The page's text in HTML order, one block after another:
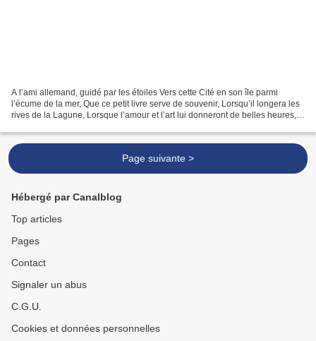
A l’ami allemand, guidé par les étoiles Vers cette Cité en son île parmi
l’écume de la mer, Que ce petit livre serve de souvenir, Lorsqu’il longera les
rives de la Lagune, Lorsque l’amour et l’art lui donneront de belles heures,
Page suivante >
Hébergé par Canalblog
Top articles
Pages
Contact
Signaler un abus
C.G.U.
Cookies et données personnelles